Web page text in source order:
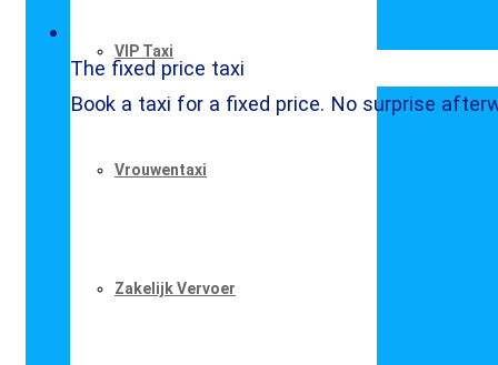
VIP Taxi
Vrouwentaxi
Zakelijk Vervoer
The fixed price taxi
Book a taxi for a fixed price. No surprise